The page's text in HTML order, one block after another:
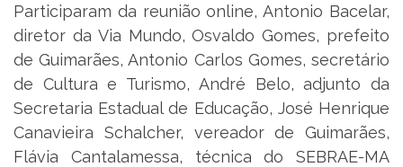
Participaram da reunião online, Antonio Bacelar,
diretor da Via Mundo, Osvaldo Gomes, prefeito
de Guimarães, Antonio Carlos Gomes, secretário
de Cultura e Turismo, André Belo, adjunto da
Secretaria Estadual de Educação, José Henrique
Canavieira Schalcher, vereador de Guimarães,
Flávia Cantalamessa, técnica do SEBRAE-MA